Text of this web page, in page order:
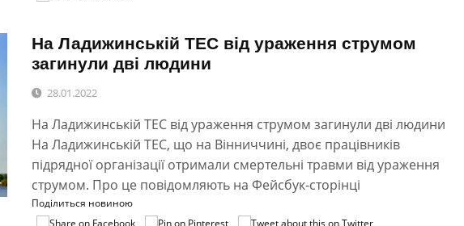
На Ладижинській ТЕС від ураження струмом
загинули дві людини
28.01.2022
На Ладижинській ТЕС від ураження струмом загинули дві людини
На Ладижинській ТЕС, що на Вінниччині, двоє працівників
підрядної організації отримали смертельні травми від ураження
струмом. Про це повідомляють на Фейсбук-сторінці
Поділиться новиною